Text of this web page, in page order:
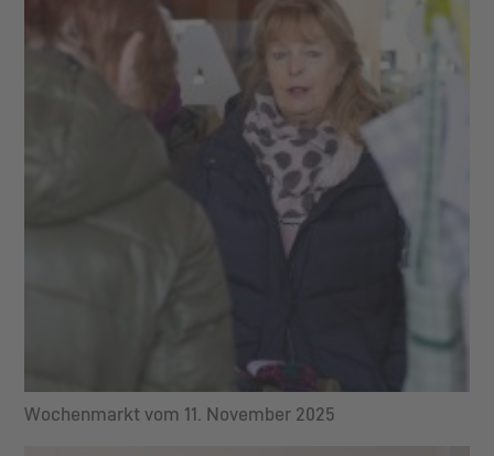
Wochenmarkt vom 11. November 2025